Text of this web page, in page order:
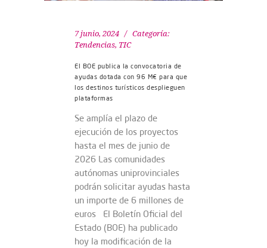
7 junio, 2024
Categoría:
Tendencias, TIC
El BOE publica la convocatoria de
ayudas dotada con 96 M€ para que
los destinos turísticos desplieguen
plataformas
Se amplía el plazo de
ejecución de los proyectos
hasta el mes de junio de
2026 Las comunidades
autónomas uniprovinciales
podrán solicitar ayudas hasta
un importe de 6 millones de
euros El Boletín Oficial del
Estado (BOE) ha publicado
hoy la modificación de la